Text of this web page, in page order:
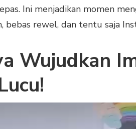
Ini menjadikan momen
bebas rewel, dan tentu saja
Wujudkan